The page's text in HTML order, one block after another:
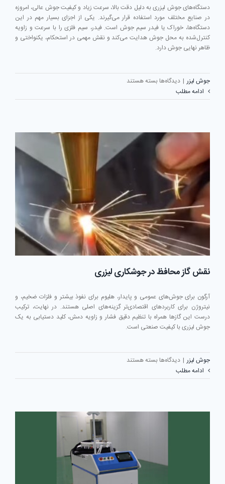
دستگاه‌های جوش لیزری به دلیل دقت بالا، سرعت زیاد و کیفیت جوش عالی، امروزه
در صنایع مختلف مورد استفاده قرار می‌گیرند. یکی از اجزای بسیار مهم در این
دستگاه‌ها، خوراک یا فیدر سیم جوش است. فیدر، سیم فلزی را با سرعت و زاویه
کنترل‌شده به محل جوش هدایت می‌کند و نقش مهمی در استحکام، یکنواختی و
ظاهر نهایی جوش دارد.
جوش لیزر | دیدگاه‌ها برای
(فیدر)
جوش
لیزری
بسته هستند
ادامه مطلب
نقش گاز محافظ در جوشکاری لیزری
آرگون برای جوش‌های عمومی و پایدار، هلیوم برای نفوذ بیشتر و فلزات ضخیم، و
نیتروژن برای کاربردهای اقتصادی‌تر گزینه‌های اصلی هستند. در نهایت، ترکیب
درست این گازها همراه با تنظیم دقیق فشار و زاویه دمش، کلید دستیابی به یک
جوش لیزری با کیفیت صنعتی است.
جوش لیزر | دیدگاه‌ها برای
گاز
جوشکاری
بسته هستند
ادامه مطلب